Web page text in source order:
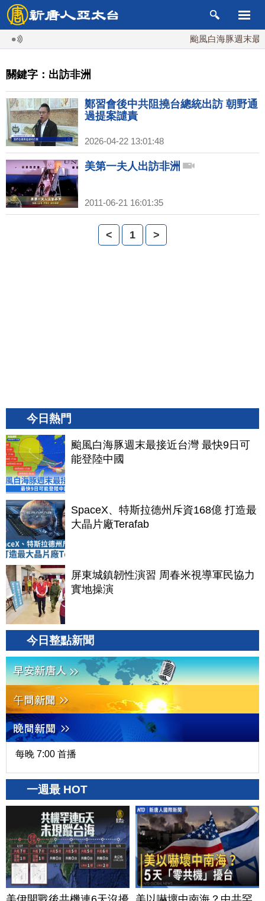
颱風白海豚週末最
關鍵字：出訪非洲
鄭習會後中共阻撓台總統出訪 朝野通
過提案譴責
2026-04-22 13:01:48
美第一夫人出訪非洲
2011-06-21 16:01:35
< 1 >
今日熱門
颱風白海豚週末最接近台灣 最快9日可
能登陸中國
SpaceX、特斯拉德州斥資168億 打造最
大晶片廠Terafab
屏東城鎮韌性演習 周春米視導軍民協力
實地操演
今日整點新聞
每晚 7:00 首播
一週最 HOT